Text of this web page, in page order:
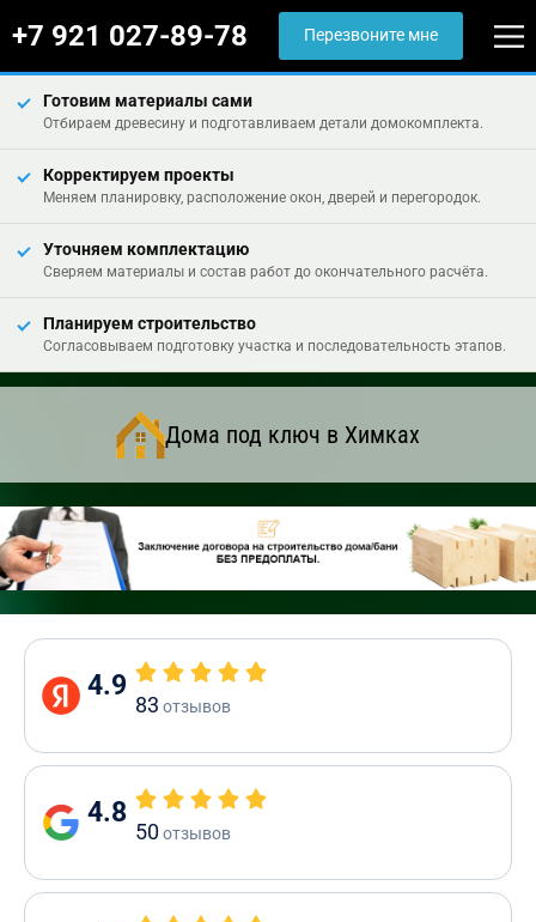
+7 921 027-89-78 Перезвоните мне
Готовим материалы сами
Отбираем древесину и подготавливаем детали домокомплекта.
Корректируем проекты
Меняем планировку, расположение окон, дверей и перегородок.
Уточняем комплектацию
Сверяем материалы и состав работ до окончательного расчёта.
Планируем строительство
Согласовываем подготовку участка и последовательность этапов.
Дома под ключ в Химках
4.9
83 отзывов
4.8
50отзывов